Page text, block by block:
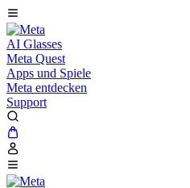
AI Glasses
Meta Quest
Apps und Spiele
Meta entdecken
Support